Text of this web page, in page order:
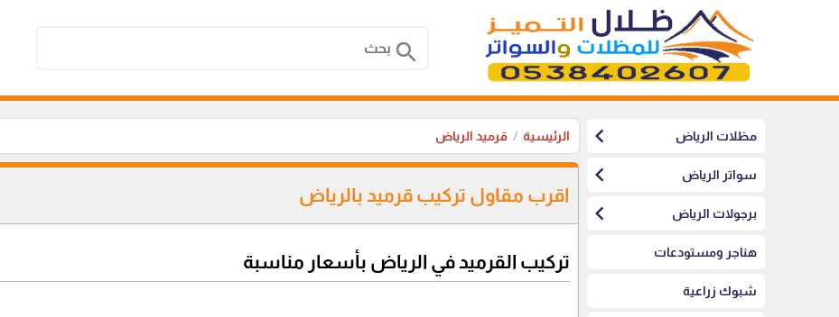
search
مظلات الرياض chevron_left
سواتر الرياض chevron_left
برجولات الرياض chevron_left
هناجر ومستودعات
شبوك زراعية
الرئيسية قرميد الرياض
اقرب مقاول تركيب قرميد بالرياض
تركيب القرميد في الرياض بأسعار مناسبة